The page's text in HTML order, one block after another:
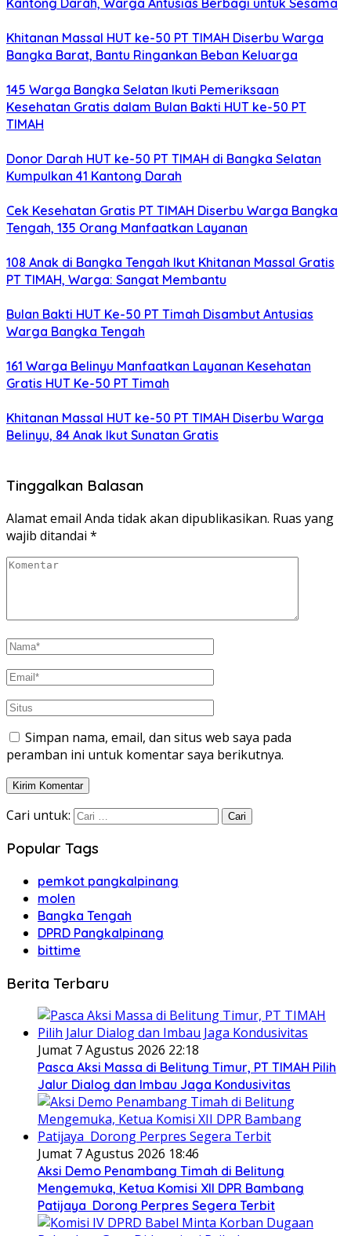
Kantong Darah, Warga Antusias Berbagi untuk Sesama
Khitanan Massal HUT ke-50 PT TIMAH Diserbu Warga
Bangka Barat, Bantu Ringankan Beban Keluarga
145 Warga Bangka Selatan Ikuti Pemeriksaan
Kesehatan Gratis dalam Bulan Bakti HUT ke-50 PT
TIMAH
Donor Darah HUT ke-50 PT TIMAH di Bangka Selatan
Kumpulkan 41 Kantong Darah
Cek Kesehatan Gratis PT TIMAH Diserbu Warga Bangka
Tengah, 135 Orang Manfaatkan Layanan
108 Anak di Bangka Tengah Ikut Khitanan Massal Gratis
PT TIMAH, Warga: Sangat Membantu
Bulan Bakti HUT Ke-50 PT Timah Disambut Antusias
Warga Bangka Tengah
161 Warga Belinyu Manfaatkan Layanan Kesehatan
Gratis HUT Ke-50 PT Timah
Khitanan Massal HUT ke-50 PT TIMAH Diserbu Warga
Belinyu, 84 Anak Ikut Sunatan Gratis
Tinggalkan Balasan
Alamat email Anda tidak akan dipublikasikan. Ruas yang
wajib ditandai *
Simpan nama, email, dan situs web saya pada
peramban ini untuk komentar saya berikutnya.
Cari untuk:
Popular Tags
pemkot pangkalpinang
molen
Bangka Tengah
DPRD Pangkalpinang
bittime
Berita Terbaru
Jumat 7 Agustus 2026 22:18
Pasca Aksi Massa di Belitung Timur, PT TIMAH Pilih
Jalur Dialog dan Imbau Jaga Kondusivitas
Jumat 7 Agustus 2026 18:46
Aksi Demo Penambang Timah di Belitung
Mengemuka, Ketua Komisi XII DPR Bambang
Patijaya Dorong Perpres Segera Terbit